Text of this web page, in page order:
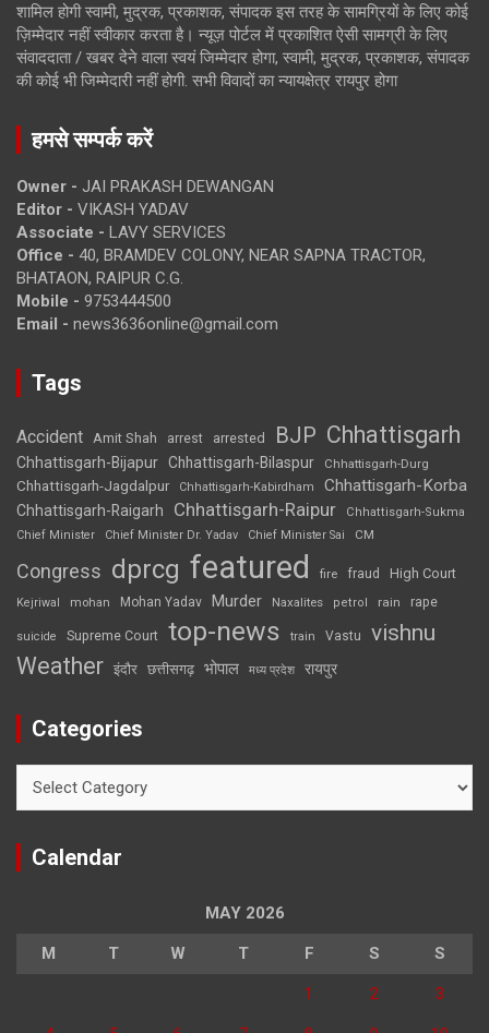
शामिल होगी स्वामी, मुद्रक, प्रकाशक, संपादक इस तरह के सामग्रियों के लिए कोई
ज़िम्मेदार नहीं स्वीकार करता है। न्यूज़ पोर्टल में प्रकाशित ऐसी सामग्री के लिए
संवाददाता / खबर देने वाला स्वयं जिम्मेदार होगा, स्वामी, मुद्रक, प्रकाशक, संपादक
की कोई भी जिम्मेदारी नहीं होगी. सभी विवादों का न्यायक्षेत्र रायपुर होगा
हमसे सम्पर्क करें
Owner - JAI PRAKASH DEWANGAN
Editor - VIKASH YADAV
Associate - LAVY SERVICES
Office - 40, BRAMDEV COLONY, NEAR SAPNA TRACTOR,
BHATAON, RAIPUR C.G.
Mobile - 9753444500
Email - news3636online@gmail.com
Tags
Accident Amit Shah arrest arrested BJP Chhattisgarh
Chhattisgarh-Bijapur Chhattisgarh-Bilaspur Chhattisgarh-Durg
Chhattisgarh-Jagdalpur Chhattisgarh-Kabirdham Chhattisgarh-Korba
Chhattisgarh-Raigarh Chhattisgarh-Raipur
Chhattisgarh-Sukma
Chief Minister
Chief Minister Dr. Yadav Chief Minister Sai CM
Congress dprcg featured fire fraud High Court
Kejriwal mohan Mohan Yadav Murder Naxalites petrol rain rape
suicide Supreme Court top-news train Vastu vishnu
Weather इंदौर छत्तीसगढ़ भोपाल मध्य प्रदेश रायपुर
Categories
Calendar
MAY 2026
M T W T F S S
1 2 3